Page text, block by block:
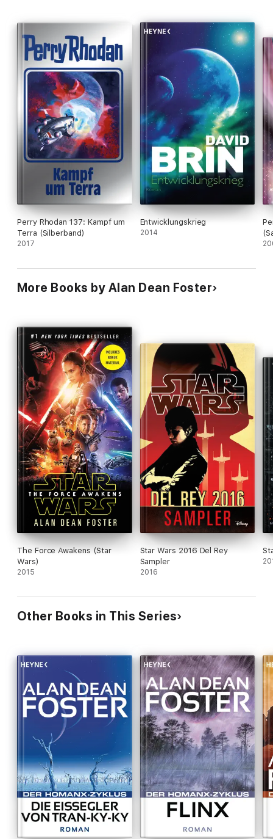
Perry Rhodan 137: Kampf um
Terra (Silberband)
2017
Entwicklungskrieg
2014
More Books by Alan Dean Foster
The Force Awakens (Star
Wars)
2015
Star Wars 2016 Del Rey
Sampler
2016
Other Books in This Series